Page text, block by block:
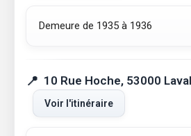
Demeure de 1935 à 1936
10 Rue Hoche, 53000
Voir l'itinéraire